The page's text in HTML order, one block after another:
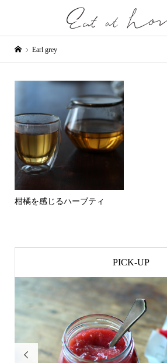
Earl grey
柑橘を感じるハーブティ
PICK-UP
